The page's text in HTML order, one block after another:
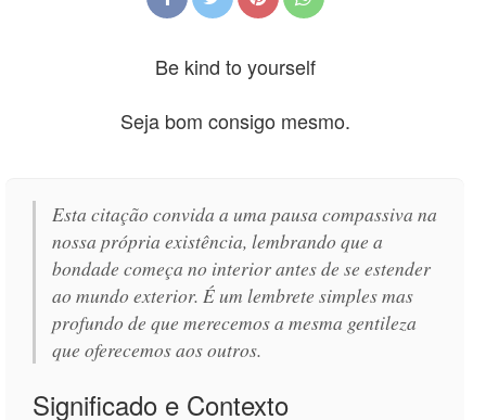
Be kind to yourself
Seja bom consigo mesmo.
Esta citação convida a uma pausa compassiva na
nossa própria existência, lembrando que a
bondade começa no interior antes de se estender
ao mundo exterior. É um lembrete simples mas
profundo de que merecemos a mesma gentileza
que oferecemos aos outros.
Significado e Contexto